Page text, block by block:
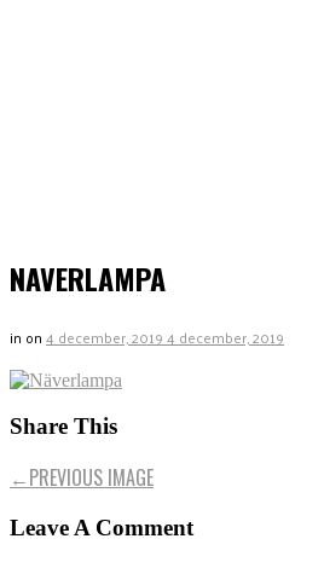
NAVERLAMPA
in on4 december, 20194 december, 2019
Share This
←PREVIOUS IMAGE
Leave A Comment